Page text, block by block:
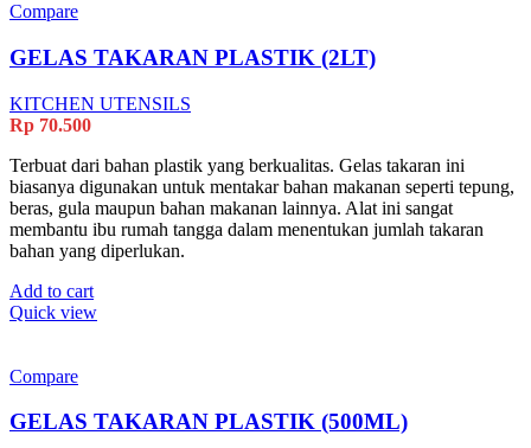
Compare
GELAS TAKARAN PLASTIK (2LT)
KITCHEN UTENSILS
Rp 70.500
Terbuat dari bahan plastik yang berkualitas. Gelas takaran ini
biasanya digunakan untuk mentakar bahan makanan seperti tepung,
beras, gula maupun bahan makanan lainnya. Alat ini sangat
membantu ibu rumah tangga dalam menentukan jumlah takaran
bahan yang diperlukan.
Add to cart
Quick view
Compare
GELAS TAKARAN PLASTIK (500ML)